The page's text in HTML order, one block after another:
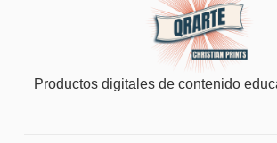
Productos digitales de contenido